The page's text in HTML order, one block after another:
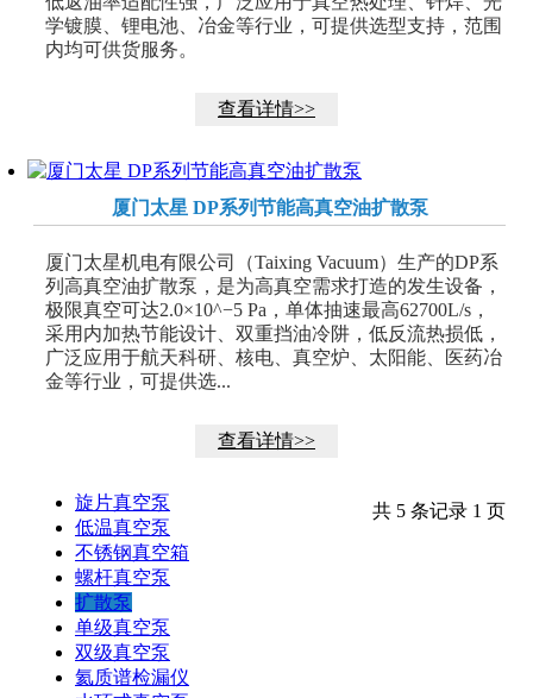
学镀膜、锂电池、冶金等行业，可提供选型支持，范围
内均可供货服务。
查看详情>>
厦门太星 DP系列节能高真空油扩散泵
厦门太星机电有限公司（Taixing Vacuum）生产的DP系
列高真空油扩散泵，是为高真空需求打造的发生设备，
极限真空可达2.0×10^−5 Pa，单体抽速最高62700L/s，
采用内加热节能设计、双重挡油冷阱，低反流热损低，
广泛应用于航天科研、核电、真空炉、太阳能、医药冶
金等行业，可提供选...
查看详情>>
共 5 条记录 1 页
产品展示
旋片真空泵
低温真空泵
不锈钢真空箱
螺杆真空泵
扩散泵
单级真空泵
双级真空泵
氦质谱检漏仪